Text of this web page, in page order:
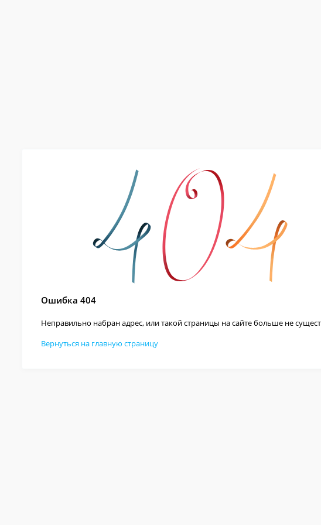
Ошибка 404
Неправильно набран адрес, или такой страницы на сайте больше не
Вернуться на главную страницу